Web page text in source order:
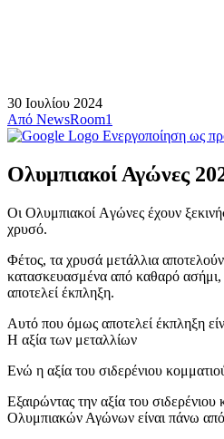
30 Ιουλίου 2024
Από NewsRoom1
Ενεργοποίηση ως
Ολυμπιακοί Αγώνες
Οι Ολυμπιακοί Aγώνες έχουν
χρυσό.
Φέτος, τα χρυσά μετάλλια
κατασκευασμένα από καθαρό ασήμι,
αποτελεί έκπληξη.
Αυτό που όμως αποτελεί έκπληξη
Η αξία των μεταλλίων
Ενώ η αξία του σιδερένιου
Εξαιρώντας την αξία του
Ολυμπιακών Αγώνων είναι πάνω από